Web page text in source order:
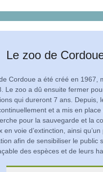
Le zoo de
Cordoue a été créé en 1967,
Le zoo a dû ensuite fermer
qui dureront 7 ans. Depuis,
et a mis en
pour la sauvegarde et la
en voie d’extinction, ainsi
afin de sensibiliser le public
des espèces et de leurs